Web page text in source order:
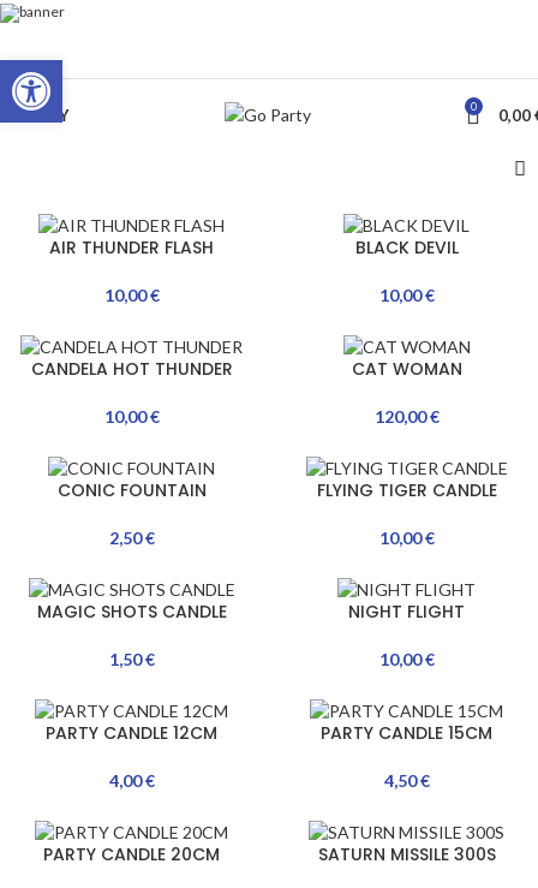
ΜΕΝΟΥ 0 0,00
AIR THUNDER FLASH
10,00€
BLACK DEVIL
10,00€
CANDELA HOT THUNDER
10,00€
CAT WOMAN
120,00€
CONIC FOUNTAIN
2,50€
FLYING TIGER CANDLE
10,00€
MAGIC SHOTS CANDLE
1,50€
NIGHT FLIGHT
10,00€
PARTY CANDLE 12CM
4,00€
PARTY CANDLE 15CM
4,50€
PARTY CANDLE 20CM SATURN MISSILE 300S
Ανοίξτε τη γραμμή εργαλείων